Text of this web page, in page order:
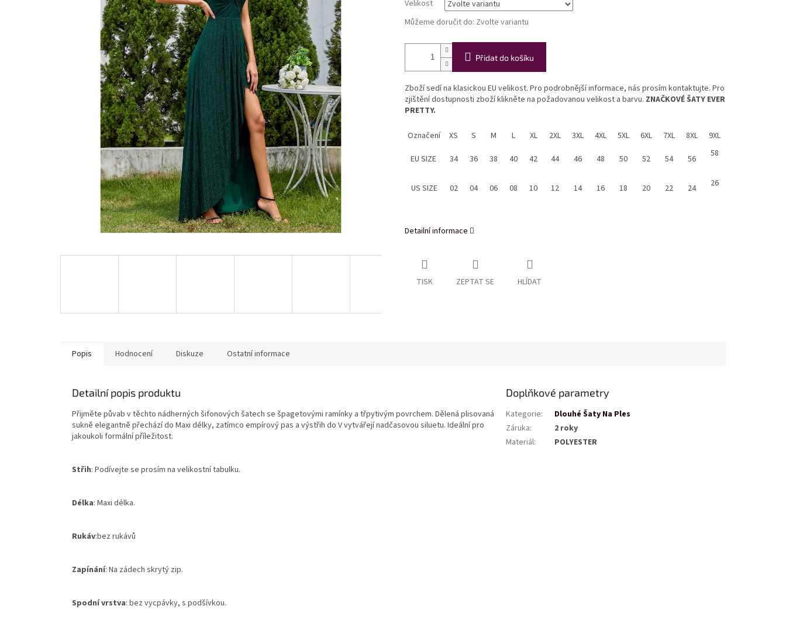
Velikost
Můžeme doručit do: Zvolte variantu
Přidat do košíku
Zboží sedí na klasickou EU velikost. Pro podrobnější informace, nás prosím kontaktujte. Pro
zjištění dostupnosti zboží klikněte na požadovanou velikost a barvu. ZNAČKOVÉ ŠATY EVER
PRETTY.
Označení XS S M L XL 2XL 3XL 4XL 5XL 6XL 7XL 8XL
9XL
EU SIZE
34 36 38 40 42 44 46 48 50 52 54 56 58
US SIZE 02 04 06 08 10 12 14 16 18 20 22 24 26
Detailní informace
TISK ZEPTAT SE HLÍDAT
Popis Hodnocení Diskuze Ostatní informace
Detailní popis produktu
Přijměte půvab v těchto nádherných šifonových šatech se špagetovými ramínky a třpytivým povrchem. Dělená plisovaná
sukně elegantně přechází do Maxi délky, zatímco empírový pas a výstřih do V vytvářejí nadčasovou siluetu. Ideální pro
jakoukoli formální příležitost.
Střih: Podívejte se prosím na velikostní tabulku.
Délka: Maxi délka.
Rukáv:bez rukávů
Zapínání: Na zádech skrytý zip.
Spodní vrstva: bez vycpávky, s podšívkou.
Doplňkové parametry
Kategorie:
Dlouhé Šaty Na Ples
Záruka:
2 roky
Materiál: POLYESTER